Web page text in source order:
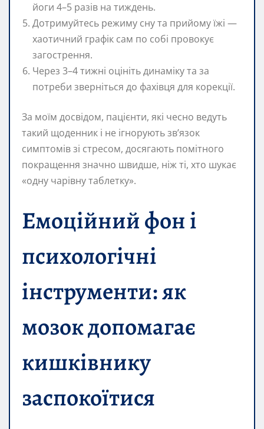
йоги 4–5 разів на тиждень.
Дотримуйтесь режиму сну та прийому їжі —
хаотичний графік сам по собі провокує
загострення.
Через 3–4 тижні оцініть динаміку та за
потреби зверніться до фахівця для корекції.
За моїм досвідом, пацієнти, які чесно ведуть
такий щоденник і не ігнорують зв’язок
симптомів зі стресом, досягають помітного
покращення значно швидше, ніж ті, хто шукає
«одну чарівну таблетку».
Емоційний фон і
психологічні
інструменти: як
мозок допомагає
кишківнику
заспокоїтися